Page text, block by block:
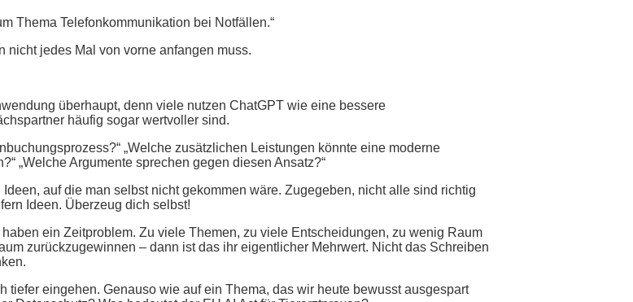
Thema Telefonkommunikation bei Notfällen.“
nicht jedes Mal von vorne anfangen muss.
überhaupt, denn viele nutzen ChatGPT wie eine bessere
häufig sogar wertvoller sind.
„Welche zusätzlichen Leistungen könnte eine moderne
„Welche Argumente sprechen gegen diesen Ansatz?“
auf die man selbst nicht gekommen wäre. Zugegeben, nicht alle sind richtig
Ideen. Überzeug dich selbst!
ein Zeitproblem. Zu viele Themen, zu viele Entscheidungen, zu wenig Raum
zurückzugewinnen – dann ist das ihr eigentlicher Mehrwert. Nicht das Schreiben
tiefer eingehen. Genauso wie auf ein Thema, das wir heute bewusst ausgespart